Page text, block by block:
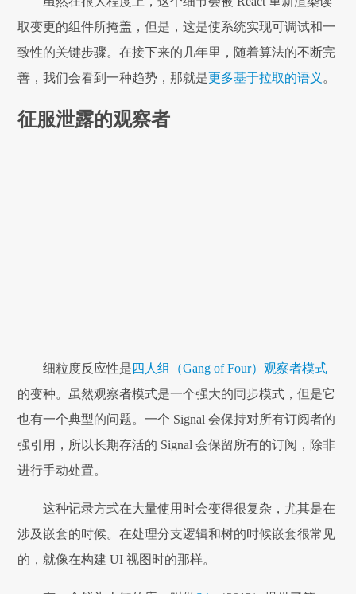
取变更的组件所掩盖，但是，这是使系统实现可调试和一
致性的关键步骤。在接下来的几年里，随着算法的不断完
善，我们会看到一种趋势，那就是更多基于拉取的语义 。
征服泄露的观察者
细粒度反应性是 四人组（Gang of Four）观察者模式
的变种。虽然观察者模式是一个强大的同步模式，但是它
也有一个典型的问题。一个 Signal 会保持对所有订阅者的
强引用，所以长期存活的 Signal 会保留所有的订阅，除非
进行手动处置。
这种记录方式在大量使用时会变得很复杂，尤其是在
涉及嵌套的时候。在处理分支逻辑和树的时候嵌套很常见
的，就像在构建 UI 视图时的那样。